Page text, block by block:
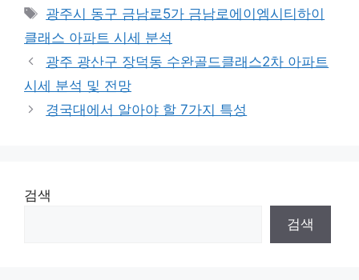
Tags
광주시 동구 금남로5가 금남로에이엠시티하이
클래스 아파트 시세 분석
광주 광산구 장덕동 수완골드클래스2차 아파트
시세 분석 및 전망
경국대에서 알아야 할 7가지 특성
검색
검색